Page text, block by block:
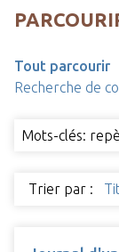
Tout parcourir
Recherche de
Mots-clés:
Trier par :